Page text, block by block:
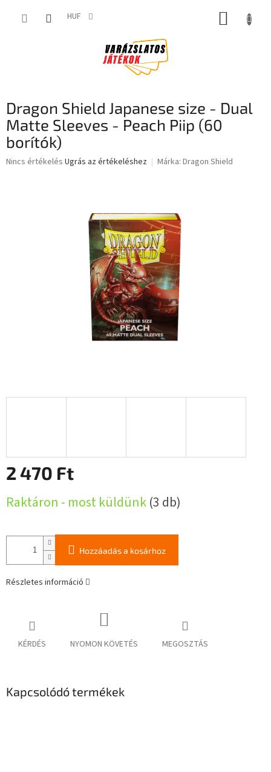
HUF KOSÁR
Dragon Shield Japanese size - Dual
Matte Sleeves - Peach Piip (60
borítók)
A
Nincs értékelés Ugrás az értékeléshez Márka: Dragon Shield
2 470 Ft
Raktáron - most küldünk(3 db)
Hozzáadás a kosárhoz
Részletes információ
KÉRDÉS NYOMON KÖVETÉS MEGOSZTÁS
Kapcsolódó termékek